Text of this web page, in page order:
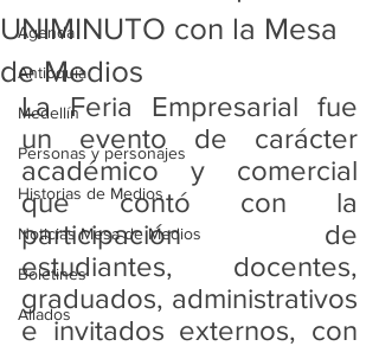
Agenda
Antioquia
Medellín
Personas y personajes
Historias de Medios
Noticias Mesa de Medios
Boletines
Aliados
UNIMINUTO con la Mesa
de Medios
La Feria Empresarial fue
un evento de carácter
académico y comercial
que contó con la
participación de
estudiantes, docentes,
graduados, administrativos
e invitados externos, con